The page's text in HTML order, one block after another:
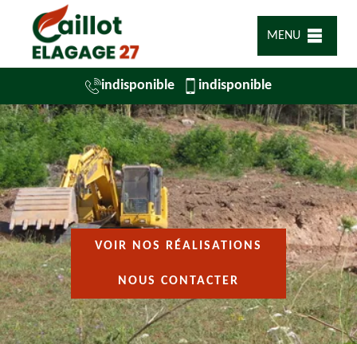
MENU
indisponible indisponible
VOIR NOS RÉALISATIONS
NOUS CONTACTER